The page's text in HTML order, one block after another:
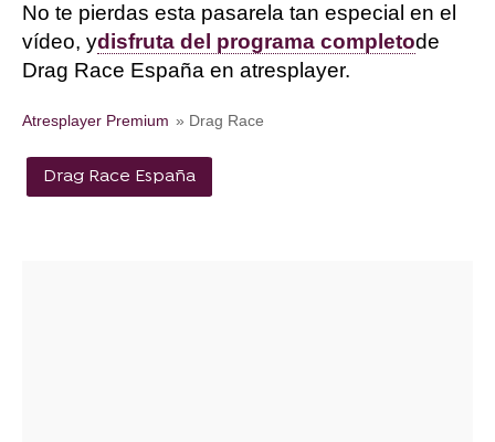
No te pierdas esta pasarela tan especial en el
vídeo, ydisfruta del programa completode
Drag Race España en atresplayer.
Atresplayer Premium » Drag Race
Drag Race España